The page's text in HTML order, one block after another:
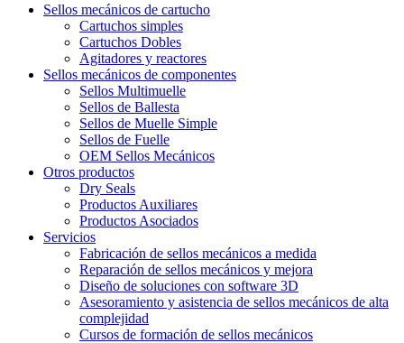
Sellos mecánicos de cartucho
Cartuchos simples
Cartuchos Dobles
Agitadores y reactores
Sellos mecánicos de componentes
Sellos Multimuelle
Sellos de Ballesta
Sellos de Muelle Simple
Sellos de Fuelle
OEM Sellos Mecánicos
Otros productos
Dry Seals
Productos Auxiliares
Productos Asociados
Servicios
Fabricación de sellos mecánicos a medida
Reparación de sellos mecánicos y mejora
Diseño de soluciones con software 3D
Asesoramiento y asistencia de sellos mecánicos de alta
complejidad
Cursos de formación de sellos mecánicos